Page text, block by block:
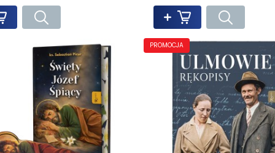
PROMOCJA